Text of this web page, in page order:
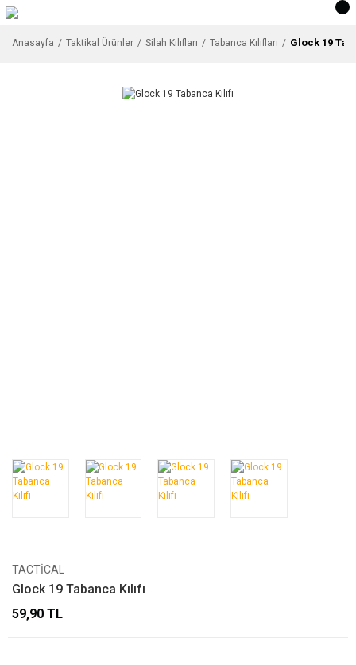
Anasayfa Taktikal Ürünler Silah Kılıfları Tabanca Kılıfları Glock 19
TACTICAL
Glock 19 Tabanca Kılıfı
59,90 TL